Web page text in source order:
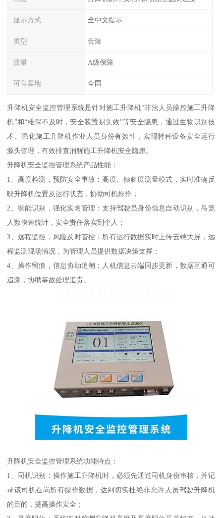
显示方式 全中文提示
类型 套装
质量 A级保障
可售卖地 全国
升降机安全监控管理系统是针对施工升降机“非法人员操控施工升降
机”和“维保不及时，安全装置易失效”等安全隐患，通过生物识别技
术、强化施工升降机作业人员身份有效性，实现特种设备安全运行
源头管理，有效排查消解施工升降机安全隐患。
升降机安全监控管理系统产品性能：
1、高度检测，预防安全事故：高度、倾斜度测量模式，实时准确反
映升降机位置及运行状态，协助司机操作；
2、智能识别，强化实名管理：支持驾驶员身份信息自动识别，吊笼
人数快速统计，安全责任落实到个人；
3、远程监控，风险及时管控：所有运行数据实时上传云端大屏，远
程监测现场情况，为管理人员提供数据决策支撑；
4、操作留痕，信息协助追溯：人机信息云端同步更新，数据互通可
追溯，协助事故处理追责。
升降机安全监控管理系统功能特点：
1、司机识别：操作施工升降机时，必须先通过司机身份审核，并记
录该司机在岗所有操作数据，达到切实杜绝非允许人员驾驶升降机
的目的，提高操作安全；